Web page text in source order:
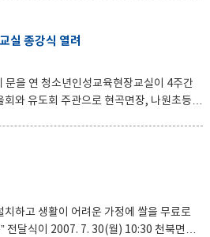
’을 중심으로 한자와 인성을 배우는 유익
한 어린이들에게 좋은 추억과 색다른 기
에게 긍정적인 반응을 얻었다. 한편 이날
병민 등 5명이 우수상을 받았다. 무료로
방학 때에도 열릴 예정이다.
실 종강식 열려
을 연 청소년인성교육현장교실이 4주간
와 유도회 주관으로 현곡면장, 나원초등학
한 어린이들에게 좋은 추억과 색다른 기
에게 긍정적인 반응을 얻었다. 한편 이날
병민 등 5명이 우수상을 받았다. 무료로
방학 때에도 열릴 예정이다.
치하고 생활이 어려운 가정에 쌀을 무료로
2007. 7. 30(월) 10:30 천북면사